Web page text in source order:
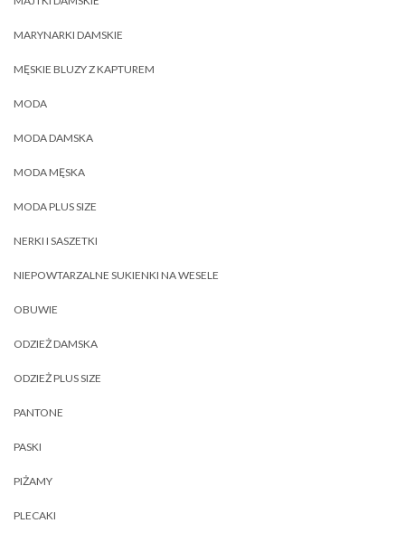
MARYNARKI DAMSKIE
MĘSKIE BLUZY Z KAPTUREM
MODA
MODA DAMSKA
MODA MĘSKA
MODA PLUS SIZE
NERKI I SASZETKI
NIEPOWTARZALNE SUKIENKI NA WESELE
OBUWIE
ODZIEŻ DAMSKA
ODZIEŻ PLUS SIZE
PANTONE
PASKI
PIŻAMY
PLECAKI